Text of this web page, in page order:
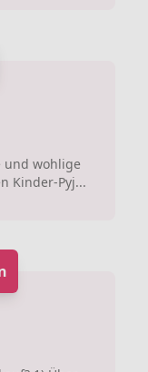
und wohlige
Kinder-Pyj...